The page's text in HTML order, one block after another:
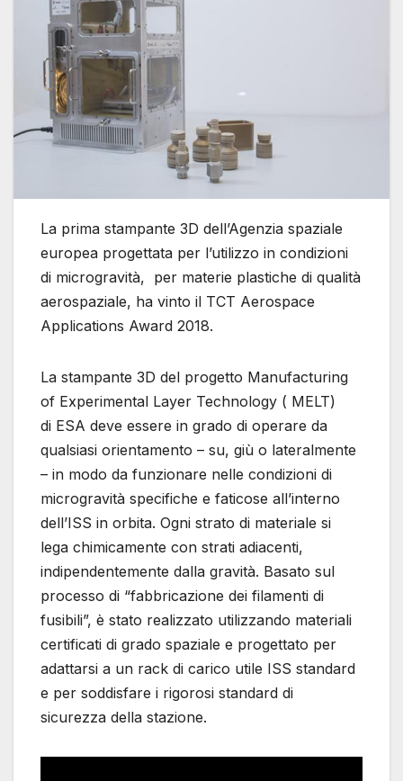
La prima stampante 3D dell’Agenzia spaziale
europea progettata per l’utilizzo in condizioni
di microgravità, per materie plastiche di qualità
aerospaziale, ha vinto il TCT Aerospace
Applications Award 2018.
La stampante 3D del progetto Manufacturing
of Experimental Layer Technology ( MELT)
di ESA deve essere in grado di operare da
qualsiasi orientamento – su, giù o lateralmente
– in modo da funzionare nelle condizioni di
microgravità specifiche e faticose all’interno
dell’ISS in orbita. Ogni strato di materiale si
lega chimicamente con strati adiacenti,
indipendentemente dalla gravità. Basato sul
processo di “fabbricazione dei filamenti di
fusibili”, è stato realizzato utilizzando materiali
certificati di grado spaziale e progettato per
adattarsi a un rack di carico utile ISS standard
e per soddisfare i rigorosi standard di
sicurezza della stazione.